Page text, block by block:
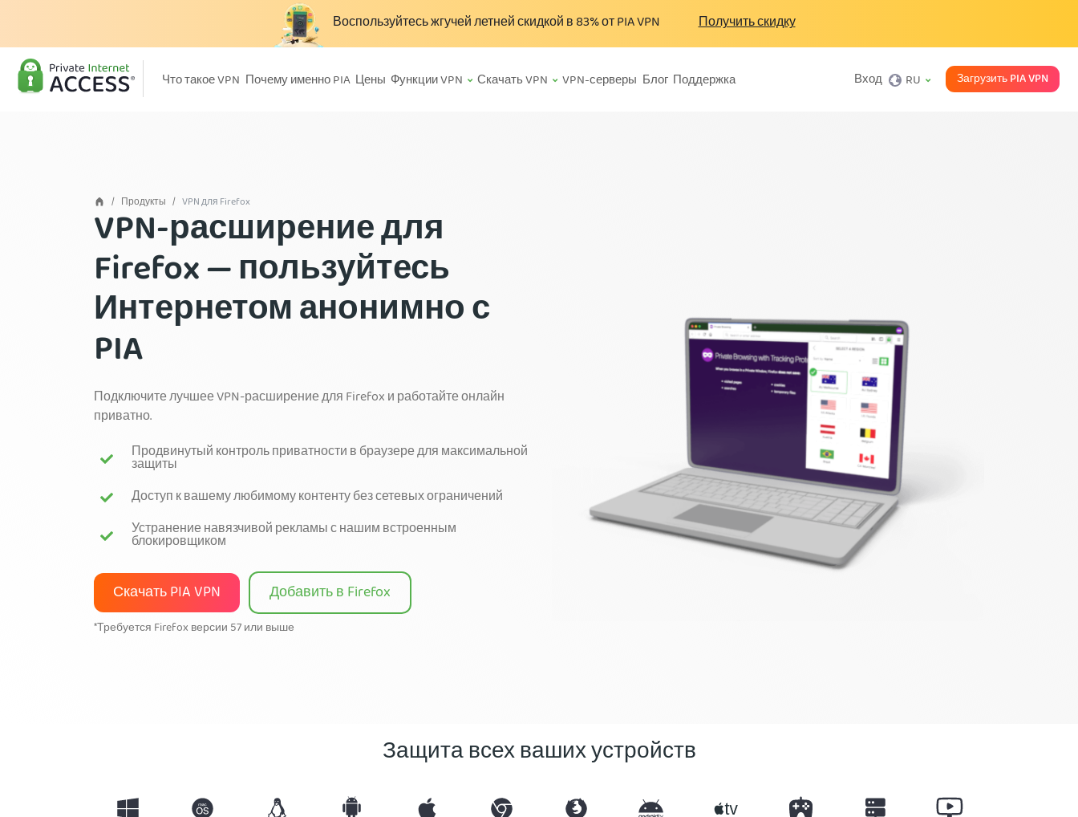
Воспользуйтесь жгучей летней скидкой в83%от PIA VPN Получить скидку
Что такое VPN Почему именно PIA Цены Функции VPN Скачать VPN VPN-серверы Блог Поддержка Вход RU Загрузить PIA VPN
Продукты VPN для Firefox
VPN-расширение для
Firefox — пользуйтесь
Интернетом анонимно с
PIA
Подключите лучшее VPN-расширение для Firefox и работайте онлайн
приватно.
Продвинутый контроль приватности в браузере для максимальной
защиты
Доступ к вашему любимому контенту без сетевых ограничений
Устранение навязчивой рекламы с нашим встроенным
блокировщиком
Скачать PIA VPN Добавить в Firefox
*Требуется Firefox версии 57 или выше
Защита всех ваших устройств